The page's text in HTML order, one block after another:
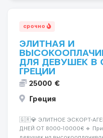
срочно
ЭЛИТНАЯ И
ДЛЯ ДЕВУШЕК В
ГРЕЦИИ
25000 €
Греция
🇬🇷💎 ЭЛИТНОЕ ЭСКОРТ-
ДНЕЙ ОТ 8000-10000€ 🔹